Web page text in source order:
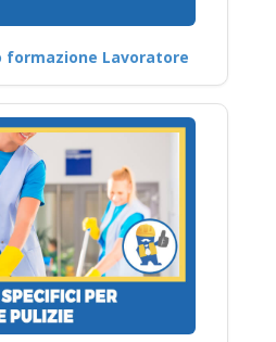
Lavoratore